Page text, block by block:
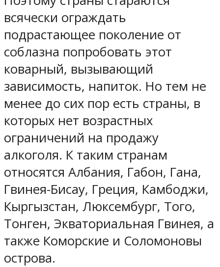
всячески ограждать
подрастающее поколение от
соблазна попробовать этот
коварный, вызывающий
зависимость, напиток. Но тем не
менее до сих пор есть страны, в
которых нет возрастных
ограничений на продажу
алкоголя. К таким странам
относятся Албания, Габон, Гана,
Гвинея-Бисау, Греция, Камбоджи,
Кыргызстан, Люксембург, Того,
Тонген, Экваториальная Гвинея, а
также Коморские и Соломоновы
острова.